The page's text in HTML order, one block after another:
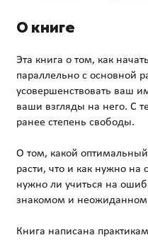
О книге
Эта книга о том, как
параллельно с основной
усовершенствовать ваш
ваши взгляды на него. С
ранее степень свободы.
О том, какой
расти, что и как нужно
нужно ли учиться на
знакомом и
Книга написана